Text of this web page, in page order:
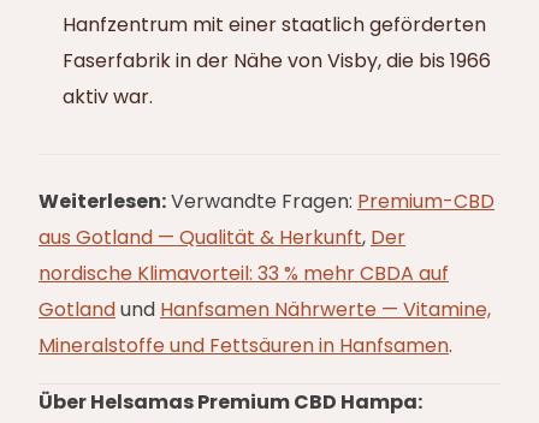
Hanfzentrum mit einer staatlich geförderten
Faserfabrik in der Nähe von Visby, die bis 1966
aktiv war.
Weiterlesen:Verwandte Fragen: Premium-CBD
aus Gotland — Qualität & Herkunft, Der
nordische Klimavorteil: 33 % mehr CBDA auf
Gotlandund Hanfsamen Nährwerte — Vitamine,
Mineralstoffe und Fettsäuren in Hanfsamen.
Über Helsamas Premium CBD Hampa: